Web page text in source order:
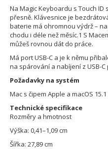
Na Magic Keyboardu s Touch
přesně. Klávesnice je
baterie má ohromnou výdrž –
chodu i déle než měsíc.1 S
můžeš rovnou dát do práce.
Má port USB-C a je k němu
na spárování a nabíjení z USB-C
Požadavky na systém
Mac s čipem Apple a macOS
Technické specifikace
Rozměry a hmotnost
Výška: 0,41–1,09 cm
Šířka: 27,89 cm